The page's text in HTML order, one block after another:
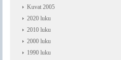
Kuvat 2005
2020 luku
2010 luku
2000 luku
1990 luku